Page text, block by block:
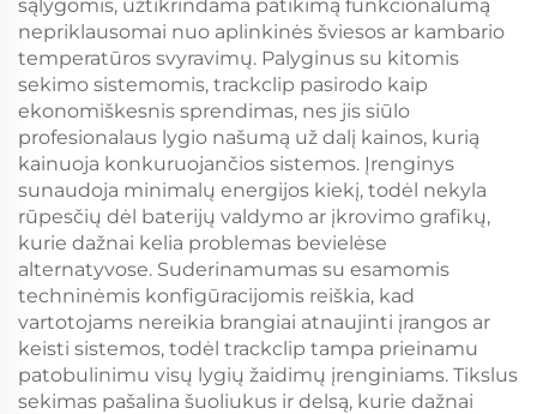
sąlygomis, užtikrindama patikimą funkcionalumą
nepriklausomai nuo aplinkinės šviesos ar kambario
temperatūros svyravimų. Palyginus su kitomis
sekimo sistemomis, trackclip pasirodo kaip
ekonomiškesnis sprendimas, nes jis siūlo
profesionalaus lygio našumą už dalį kainos, kurią
kainuoja konkuruojančios sistemos. Įrenginys
sunaudoja minimalų energijos kiekį, todėl nekyla
rūpesčių dėl baterijų valdymo ar įkrovimo grafikų,
kurie dažnai kelia problemas bevielėse
alternatyvose. Suderinamumas su esamomis
techninėmis konfigūracijomis reiškia, kad
vartotojams nereikia brangiai atnaujinti įrangos ar
keisti sistemos, todėl trackclip tampa prieinamu
patobulinimu visų lygių žaidimų įrenginiams. Tikslus
sekimas pašalina šuoliukus ir delsą, kurie dažnai